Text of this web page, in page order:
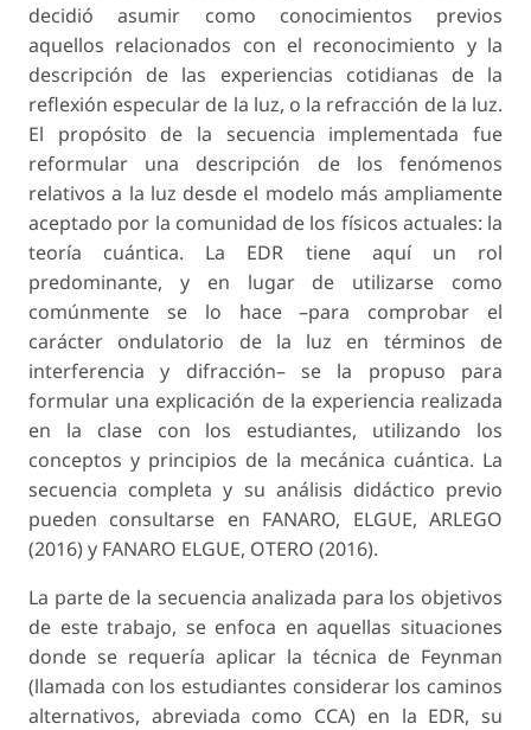
decidió asumir como conocimientos previos
aquellos relacionados con el reconocimiento y la
descripción de las experiencias cotidianas de la
reflexión especular de la luz, o la refracción de la luz.
El propósito de la secuencia implementada fue
reformular una descripción de los fenómenos
relativos a la luz desde el modelo más ampliamente
aceptado por la comunidad de los físicos actuales: la
teoría cuántica. La EDR tiene aquí un rol
predominante, y en lugar de utilizarse como
comúnmente se lo hace –para comprobar el
carácter ondulatorio de la luz en términos de
interferencia y difracción– se la propuso para
formular una explicación de la experiencia realizada
en la clase con los estudiantes, utilizando los
conceptos y principios de la mecánica cuántica. La
secuencia completa y su análisis didáctico previo
pueden consultarse en FANARO, ELGUE, ARLEGO
(2016) y FANARO ELGUE, OTERO (2016).
La parte de la secuencia analizada para los objetivos
de este trabajo, se enfoca en aquellas situaciones
donde se requería aplicar la técnica de Feynman
(llamada con los estudiantes considerar los caminos
alternativos, abreviada como CCA) en la EDR, su